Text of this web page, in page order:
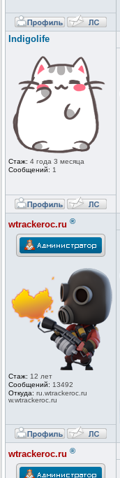
Indigolife
Стаж: 4 года 3 месяца
Сообщений: 1
wtrackeroc.ru ®
Стаж: 12 лет
Сообщений: 13492
Откуда: ru.wtrackeroc.ru
w.wtrackeroc .ru
wtrackeroc.ru ®